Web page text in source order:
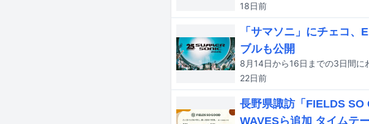
18日前
「サマソニ」にチェコ
ブルも公開
22日前
長野県諏訪「FIELDS SO
WAVESら追加 タイムテ